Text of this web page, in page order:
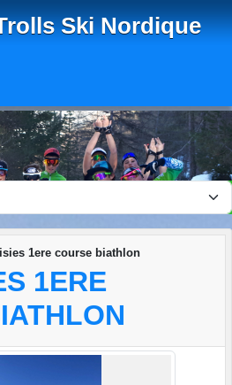
Ski Nordique
1ere course biathlon
1ERE